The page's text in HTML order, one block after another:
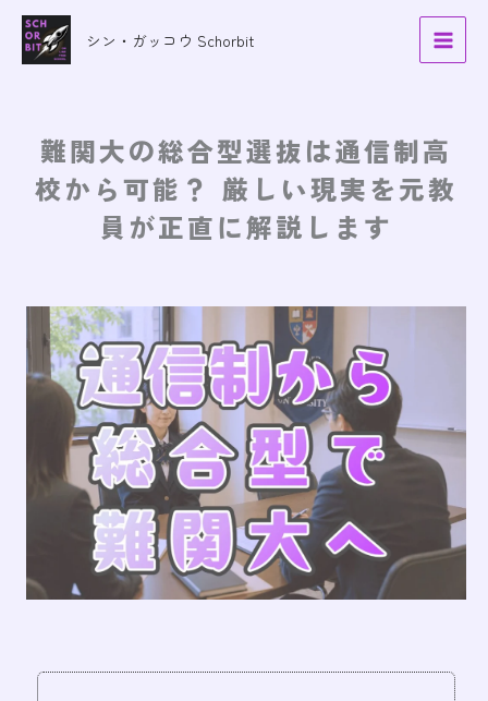
シン・ガッコウ Schorbit
難関大の総合型選抜は通信制高
校から可能？ 厳しい現実を元教
員が正直に解説します